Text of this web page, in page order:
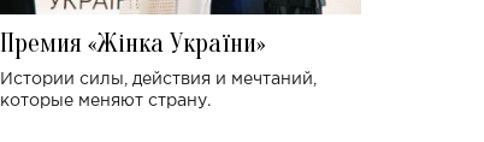
Премия «Жінка України»
Истории силы, действия и мечтаний,
которые меняют страну.